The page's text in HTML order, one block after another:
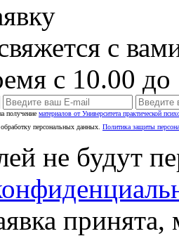
с
с 10.00
получение материалов от Университета практической
персональных данных. Политика защиты
не будут